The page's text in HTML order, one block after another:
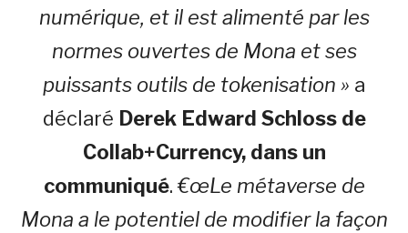
numérique, et il est alimenté par les
normes ouvertes de Mona et ses
puissants outils de tokenisation » a
déclaré Derek Edward Schloss de
Collab+Currency, dans un
communiqué.€œLe métaverse de
Mona a le potentiel de modifier la façon